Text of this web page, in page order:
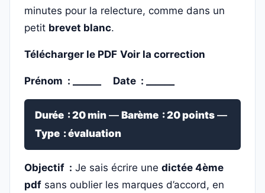
minutes pour la relecture, comme dans un
petit brevet blanc.
Télécharger le PDF Voir la correction
Prénom : ______ Date : ______
Durée : 20 min — Barème : 20 points —
Type : évaluation
Objectif : Je sais écrire une dictée 4ème
pdf sans oublier les marques d’accord, en